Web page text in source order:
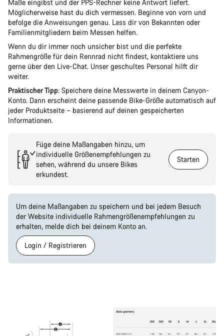
Maße eingibst und der PPS-Rechner keine Antwort liefert.
Möglicherweise hast du dich vermessen. Beginne von vorn und
befolge die Anweisungen genau. Lass dir von Bekannten oder
Familienmitgliedern beim Messen helfen.
Wenn du dir immer noch unsicher bist und die perfekte
Rahmengröße für dein Rennrad nicht findest, kontaktiere uns
gerne über den Live-Chat. Unser geschultes Personal hilft dir
weiter.
Praktischer Tipp: Speichere deine Messwerte in deinem Canyon-
Konto. Dann erscheint deine passende Bike-Größe automatisch auf
jeder Produktseite – basierend auf deinen gespeicherten
Informationen.
Füge deine Maßangaben hinzu, um
individuelle Größenempfehlungen zu
sehen, während du unsere Bikes
erkundest.
Starten
Um deine Maßangaben zu speichern und bei jedem Besuch
der Website individuelle Rahmengrößenempfehlungen zu
erhalten, melde dich bei deinem Konto an.
Login / Registrieren